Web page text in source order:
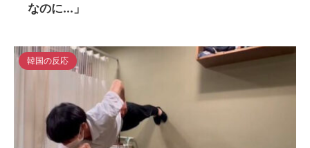
なのに...」
韓国の反応